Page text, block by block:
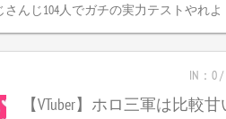
さんじ104人でガチの実力テストやれよ
IN：0 /
【VTuber】ホロ三軍は比較